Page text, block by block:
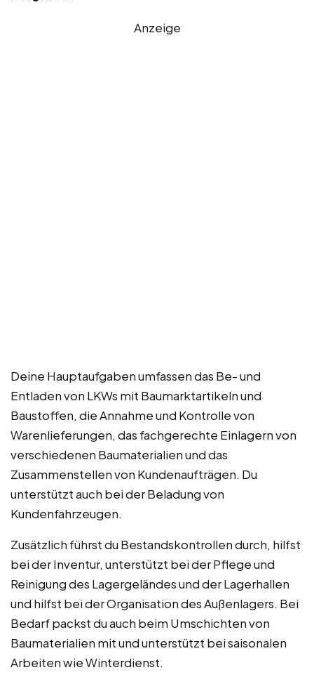
Anzeige
Deine Hauptaufgaben umfassen das Be- und
Entladen von LKWs mit Baumarktartikeln und
Baustoffen, die Annahme und Kontrolle von
Warenlieferungen, das fachgerechte Einlagern von
verschiedenen Baumaterialien und das
Zusammenstellen von Kundenaufträgen. Du
unterstützt auch bei der Beladung von
Kundenfahrzeugen.
Zusätzlich führst du Bestandskontrollen durch, hilfst
bei der Inventur, unterstützt bei der Pflege und
Reinigung des Lagergeländes und der Lagerhallen
und hilfst bei der Organisation des Außenlagers. Bei
Bedarf packst du auch beim Umschichten von
Baumaterialien mit und unterstützt bei saisonalen
Arbeiten wie Winterdienst.